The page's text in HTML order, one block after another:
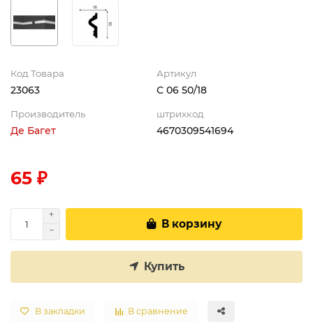
Код Товара
23063
Артикул
С 06 50/18
Производитель
Де Багет
штрихкод
4670309541694
65 ₽
В корзину
Купить
В закладки В сравнение